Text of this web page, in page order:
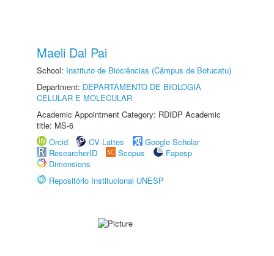
Maeli Dal Pai
School: Instituto de Biociências (Câmpus de Botucatu)
Department: DEPARTAMENTO DE BIOLOGIA
CELULAR E MOLECULAR
Academic Appointment Category: RDIDP Academic
title: MS-6
Orcid
CV Lattes
Google Scholar
ResearcherID
Scopus
Fapesp
Dimensions
Repositório Institucional UNESP